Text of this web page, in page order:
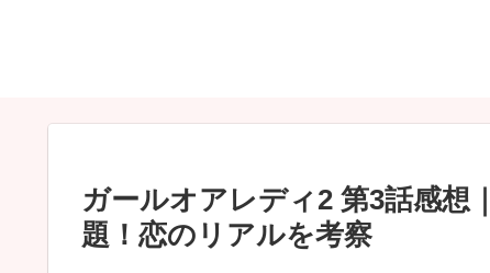
ガールオアレディ2 第3話感想
題！恋のリアルを考察